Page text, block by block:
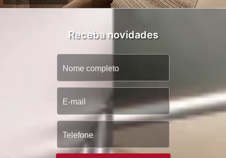
Receba novidades